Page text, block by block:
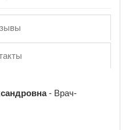
- Врач-